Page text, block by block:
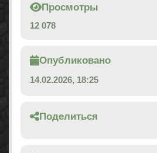
Просмотры
12 078
Опубликовано
14.02.2026, 18:25
Поделиться